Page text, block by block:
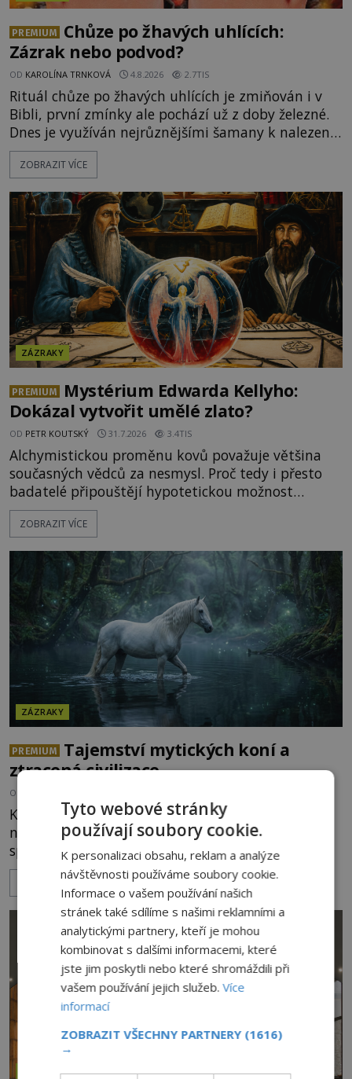
PREMIUM
Chůze po žhavých uhlících:
Zázrak nebo podvod?
OD KAROLÍNA TRNKOVÁ 4.8.2026 2.7TIS
Rituál chůze po žhavých uhlících je zmiňován i v
Bibli, první zmínky ale pochází už z doby železné.
Dnes je využíván nejrůznějšími šamany k nalezení
spirituální síly či vnitřního klidu. Jak funguje a proč
si při něm člověk nepopálí nohy, což bylo
nadpřirozeného? Histori
ZOBRAZIT VÍCE
ZÁZRAKY
PREMIUM
Mystérium Edwarda Kellyho:
Dokázal vytvořit umělé zlato?
OD PETR KOUTSKÝ 31.7.2026 3.4TIS
Alchymistickou proměnu kovů považuje většina
současných vědců za nesmysl. Proč tedy i přesto
badatelé připouštějí hypotetickou možnost
transmutace? Mohl její podstatu odhalit anglický
alchymista, vědec a dobrodruh Edward Kelly?
Měšťané pozorují konání muže, který se stává
nesmrtelnou legendou již během
ZOBRAZIT VÍCE
ZÁZRAKY
PREMIUM
Tajemství mytických koní a
ztracená civilizace
OD
Koně, moře, podzemí a zemětřesení... Věci, které
na první pohled spolu nemají vůbec nic
společného. A přece je dávné legendy, lidové
pohádky i podvědomí psychicky nemocných lidí
podivným způsobem vzájemně propojují. Je
možné, že tato záhadná spojitost ukrývá nějaké
tajemství pocházející ze samých počátků lidské
civilizace? Nebo dokonce z temných vod minulosti
ještě mnohem hlubších? [g
ZOBRAZIT VÍCE
Tyto webové stránky
používají soubory cookie.
K personalizaci obsahu, reklam a analýze
návštěvnosti používáme soubory cookie.
Informace o vašem používání našich
stránek také sdílíme s našimi reklamními a
analytickými partnery, kteří je mohou
kombinovat s dalšími informacemi, které
jste jim poskytli nebo které shromáždili při
vašem používání jejich služeb.Více
informací
ZOBRAZIT VŠECHNY PARTNERY (1616)
→